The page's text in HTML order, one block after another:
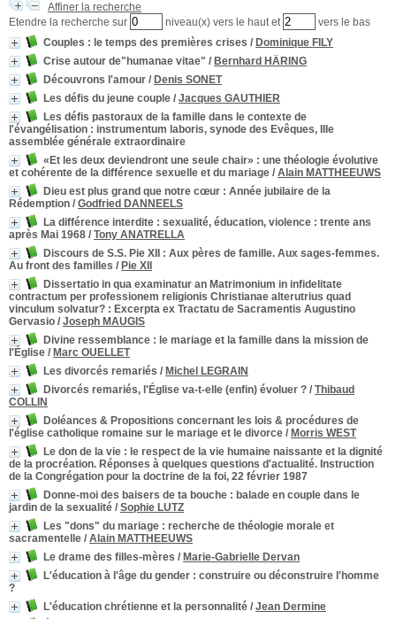
Affiner la recherche
Etendre la recherche sur
niveau(x) vers le haut et
vers le bas
Couples : le temps des premières crises / Dominique FILY
Crise autour de"humanae vitae" / Bernhard HÄRING
Découvrons l'amour / Denis SONET
Les défis du jeune couple / Jacques GAUTHIER
Les défis pastoraux de la famille dans le contexte de
l'évangélisation : instrumentum laboris, synode des Evêques, IIIe
assemblée générale extraordinaire
«Et les deux deviendront une seule chair» : une théologie évolutive
et cohérente de la différence sexuelle et du mariage / Alain MATTHEEUWS
Dieu est plus grand que notre cœur : Année jubilaire de la
Rédemption / Godfried DANNEELS
La différence interdite : sexualité, éducation, violence : trente ans
après Mai 1968 / Tony ANATRELLA
Discours de S.S. Pie XII
: Aux pères de famille. Aux sages-femmes.
Au front des familles / Pie XII
Dissertatio in qua examinatur an Matrimonium in infidelitate
contractum per professionem religionis Christianae alterutrius quad
vinculum solvatur? : Excerpta ex Tractatu de Sacramentis Augustino
Gervasio / Joseph MAUGIS
Divine ressemblance : le mariage et la famille dans la mission de
l'Église / Marc OUELLET
Les divorcés remariés / Michel LEGRAIN
Divorcés remariés, l'Église va-t-elle (enfin) évoluer ? / Thibaud
COLLIN
Doléances & Propositions concernant les lois & procédures de
l'église catholique romaine sur le mariage et le divorce / Morris WEST
Le don de la vie : le respect de la vie humaine naissante et la dignité
de la procréation. Réponses à quelques questions d'actualité. Instruction
de la Congrégation pour la doctrine de la foi, 22 février 1987
Donne-moi des baisers de ta bouche : balade en couple dans le
jardin de la sexualité / Sophie LUTZ
Les "dons" du mariage : recherche de théologie morale et
sacramentelle / Alain MATTHEEUWS
Le drame des filles-mères / Marie-Gabrielle Dervan
L'éducation à l'âge du gender : construire ou déconstruire l'homme
?
L'éducation chrétienne et la personnalité / Jean Dermine